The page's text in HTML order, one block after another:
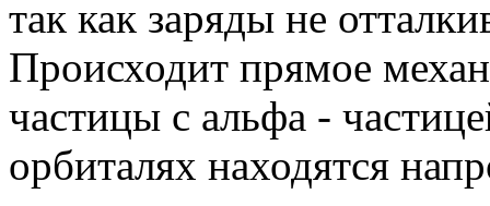
так как заряды не
Происходит прямое
частицы с альфа -
орбиталях находятся